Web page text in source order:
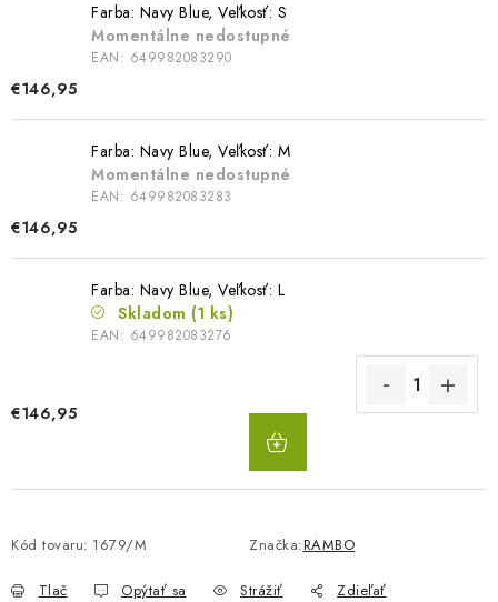
Farba: Navy Blue, Veľkosť: S
Momentálne nedostupné
EAN: 649982083290
€146,95
Farba: Navy Blue, Veľkosť: M
Momentálne nedostupné
EAN: 649982083283
€146,95
Farba: Navy Blue, Veľkosť: L
Skladom (1 ks)
EAN: 649982083276
€146,95
Kód tovaru: 1679/M Značka:RAMBO
Tlač Opýtať sa Strážiť Zdieľať